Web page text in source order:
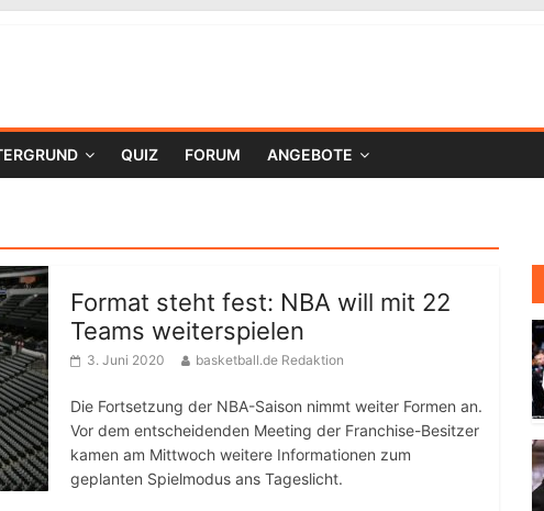
QUIZ FORUM ANGEBOTE
Format steht fest: NBA will mit 22
Teams weiterspielen
3. Juni 2020 basketball.de Redaktion
Die Fortsetzung der NBA-Saison nimmt weiter Formen an.
Vor dem entscheidenden Meeting der Franchise-Besitzer
kamen am Mittwoch weitere Informationen zum
geplanten Spielmodus ans Tageslicht.